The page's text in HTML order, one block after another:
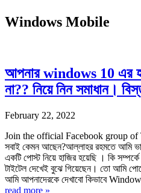
Windows Mobile
আপনার windows 10 এর
না?? নিয়ে নিন সমাধান।
February 22, 2022
Join the official Facebook group of
সবাই কেমন আছেন?আল্লাহর রহমতে আমি
একটি পোস্ট নিয়ে হাজির হয়েছি । কি
টাইটেল দেখেই বুঝে গিয়েছেন। তো আমি
আমি আপনাদেরকে দেখাবো কিভাবে
read more »